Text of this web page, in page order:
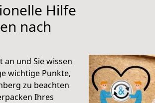
Hilfe
nach
und Sie wissen
wichtige Punkte,
zu beachten
Ihres